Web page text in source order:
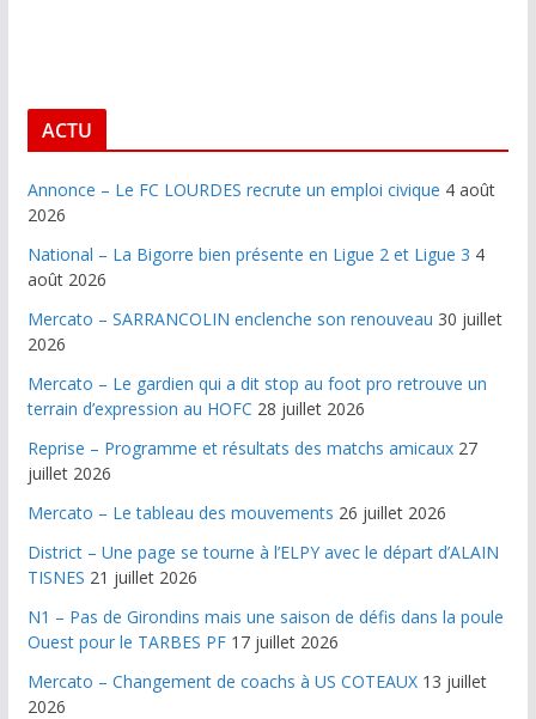
ACTU
Annonce – Le FC LOURDES recrute un emploi civique 4 août
2026
National – La Bigorre bien présente en Ligue 2 et Ligue 3 4
août 2026
Mercato – SARRANCOLIN enclenche son renouveau 30 juillet
2026
Mercato – Le gardien qui a dit stop au foot pro retrouve un
terrain d’expression au HOFC 28 juillet 2026
Reprise – Programme et résultats des matchs amicaux 27
juillet 2026
Mercato – Le tableau des mouvements 26 juillet 2026
District – Une page se tourne à l’ELPY avec le départ d’ALAIN
TISNES 21 juillet 2026
N1 – Pas de Girondins mais une saison de défis dans la poule
Ouest pour le TARBES PF 17 juillet 2026
Mercato – Changement de coachs à US COTEAUX 13 juillet
2026